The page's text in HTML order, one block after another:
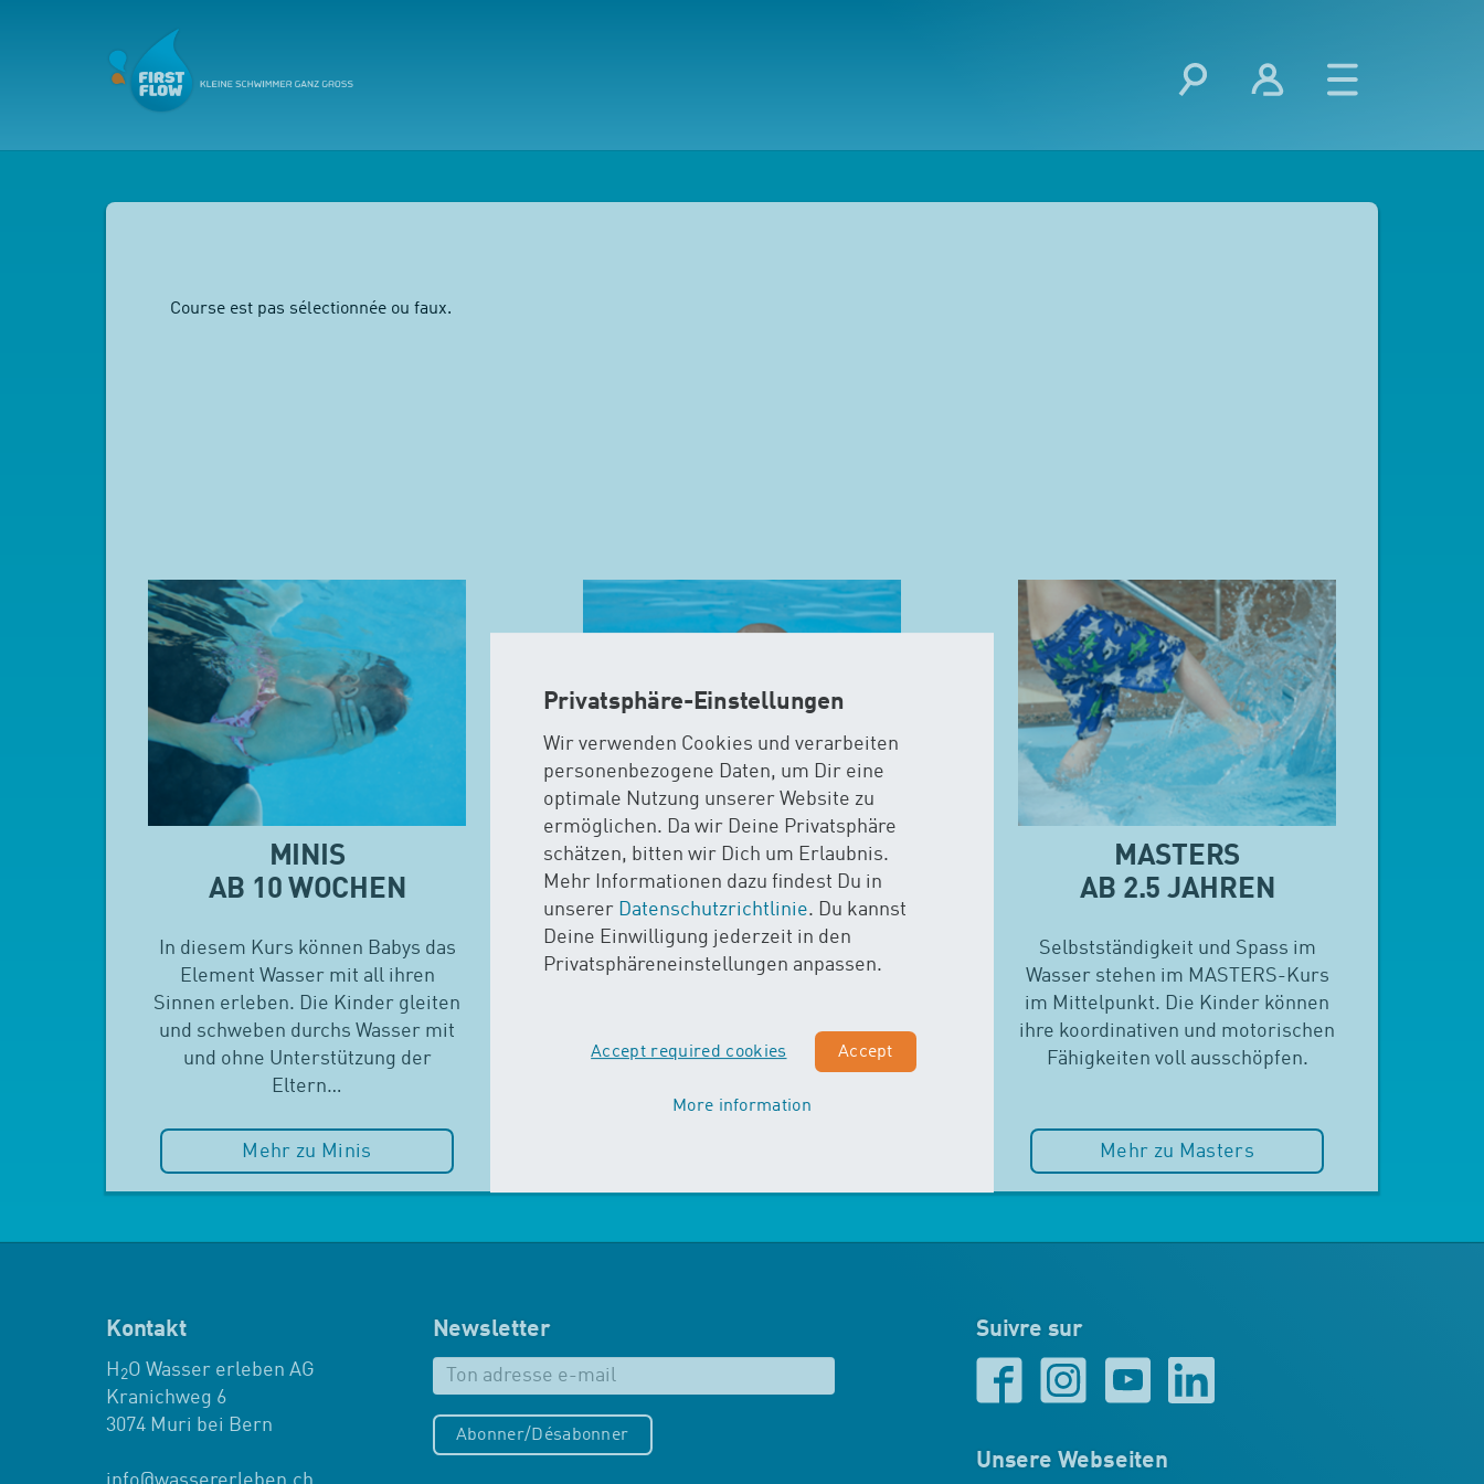
Privatsphäre-Einstellungen
Wir verwenden Cookies und verarbeiten
personenbezogene Daten, um Dir eine
optimale Nutzung unserer Website zu
ermöglichen. Da wir Deine Privatsphäre
schätzen, bitten wir Dich um Erlaubnis.
Mehr Informationen dazu findest Du in
unserer Datenschutzrichtlinie. Du kannst
Deine Einwilligung jederzeit in den
Privatsphäreneinstellungen anpassen.
Accept required cookies Accept
More information
Course est pas sélectionnée ou faux.
MINIS
AB 10 WOCHEN
In diesem Kurs können Babys das
Element Wasser mit all ihren
Sinnen erleben. Die Kinder gleiten
und schweben durchs Wasser mit
und ohne Unterstützung der
Eltern…
Mehr zu Minis
MAXIS
AB 15 MONATEN
Im MAXIS-Kurs stehen Sicherheit
und Spass im Wasser im
erste Erfahrungen mit
unterschiedlichen
MASTERS
AB 2.5 JAHREN
Selbstständigkeit und Spass im
Wasser stehen im MASTERS-Kurs
im Mittelpunkt. Die Kinder können
ihre koordinativen und motorischen
Fähigkeiten voll ausschöpfen.
Mehr zu Masters
Kontakt
H 2O Wasser erleben AG
Kranichweg 6
3074 Muri bei Bern
Newsletter
Abonner/Désabonner
Suivre sur
Unsere Webseiten